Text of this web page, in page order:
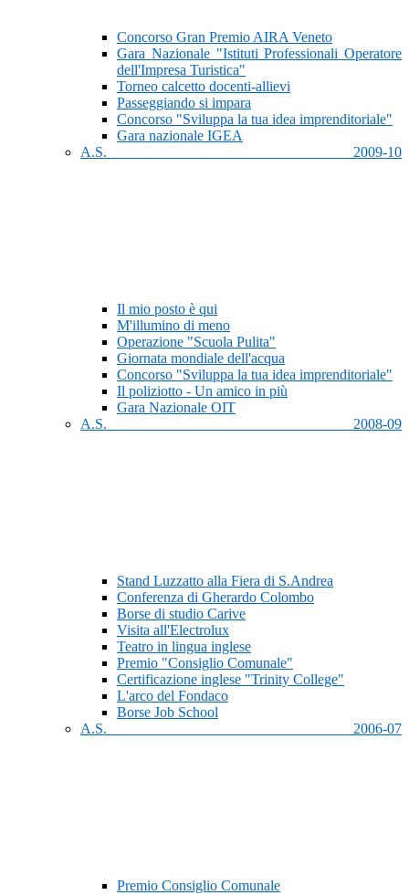
Concorso Gran Premio AIRA Veneto
Gara Nazionale "Istituti Professionali Operatore
dell'Impresa Turistica"
Torneo calcetto docenti-allievi
Passeggiando si impara
Concorso "Sviluppa la tua idea imprenditoriale"
Gara nazionale IGEA
A.S. 2009-10
Il mio posto è qui
M'illumino di meno
Operazione "Scuola Pulita"
Giornata mondiale dell'acqua
Concorso "Sviluppa la tua idea imprenditoriale"
Il poliziotto - Un amico in più
Gara Nazionale OIT
A.S. 2008-09
Stand Luzzatto alla Fiera di S.Andrea
Conferenza di Gherardo Colombo
Borse di studio Carive
Visita all'Electrolux
Teatro in lingua inglese
Premio "Consiglio Comunale"
Certificazione inglese "Trinity College"
L'arco del Fondaco
Borse Job School
A.S. 2006-07
Premio Consiglio Comunale